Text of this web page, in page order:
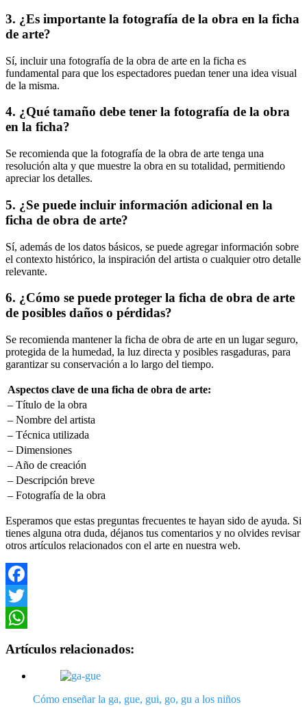
3. ¿Es importante la fotografía de la obra en la ficha
de arte?
Sí, incluir una fotografía de la obra de arte en la ficha es
fundamental para que los espectadores puedan tener una idea visual
de la misma.
4. ¿Qué tamaño debe tener la fotografía de la obra
en la ficha?
Se recomienda que la fotografía de la obra de arte tenga una
resolución alta y que muestre la obra en su totalidad, permitiendo
apreciar los detalles.
5. ¿Se puede incluir información adicional en la
ficha de obra de arte?
Sí, además de los datos básicos, se puede agregar información sobre
el contexto histórico, la inspiración del artista o cualquier otro detalle
relevante.
6. ¿Cómo se puede proteger la ficha de obra de arte
de posibles daños o pérdidas?
Se recomienda mantener la ficha de obra de arte en un lugar seguro,
protegida de la humedad, la luz directa y posibles rasgaduras, para
garantizar su conservación a lo largo del tiempo.
Aspectos clave de una ficha de obra de arte:
– Título de la obra
– Nombre del artista
– Técnica utilizada
– Dimensiones
– Año de creación
– Descripción breve
– Fotografía de la obra
Esperamos que estas preguntas frecuentes te hayan sido de ayuda. Si
tienes alguna otra duda, déjanos tus comentarios y no olvides revisar
otros artículos relacionados con el arte en nuestra web.
Facebook
Twitter
Artículos relacionados:
Cómo enseñar la ga, gue, gui, go, gu a los niños